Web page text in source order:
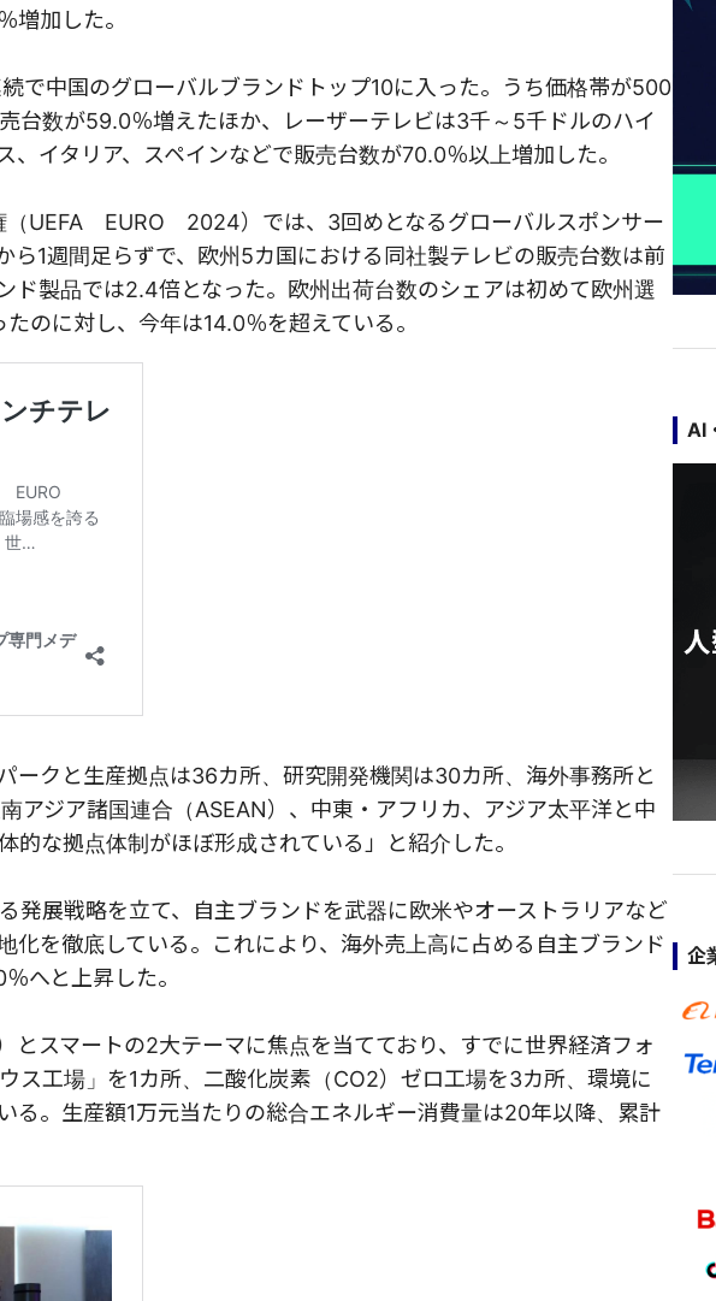
増加した。
で中国のグローバルブランドトップ10に入った。うち価格帯が500
台数が59.0％増えたほか、レーザーテレビは3千～5千ドルのハイ
、イタリア、スペインなどで販売台数が70.0％以上増加した。
（UEFA EURO 2024）では、3回めとなるグローバルスポンサー
ら1週間足らずで、欧州5カ国における同社製テレビの販売台数は前
ド製品では2.4倍となった。欧州出荷台数のシェアは初めて欧州選
のに対し、今年は14.0％を超えている。
ークと生産拠点は36カ所、研究開発機関は30カ所、海外事務所と
アジア諸国連合（ASEAN）、中東・アフリカ、アジア太平洋と中
な拠点体制がほぼ形成されている」と紹介した。
発展戦略を立て、自主ブランドを武器に欧米やオーストラリアなど
化を徹底している。これにより、海外売上高に占める自主ブランド
へと上昇した。
とスマートの2大テーマに焦点を当てており、すでに世界経済フォ
ス工場」を1カ所、二酸化炭素（CO2）ゼロ工場を3カ所、環境に
る。生産額1万元当たりの総合エネルギー消費量は20年以降、累計
AI
企